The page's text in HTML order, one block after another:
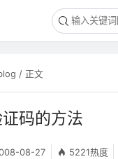
/ 正文
码的方法
08-27 5221热度